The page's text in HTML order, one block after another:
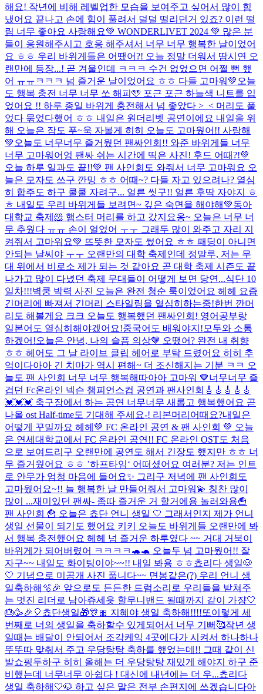
해요! 작년에 비해 레벨업한 모습을 보여주고 싶어서 많이 힘
냈어요 끝나고 손에 힘이 풀려서 덜덜 떨리던거 있죠? 이런 떨
림 너무 좋아요 사랑해요💚 WONDERLIVET 2024 💚 많은 분
들이 응원해주시고 호응 해주셔서 너무 너무 행복한 날이었어
요 ㅎㅎ 우리 바위게들은 어땠어?! 오늘 정말 더워서 땀시연 오
랜만에 등장...! 곧 겨울인데 ㅋㅋㅋ 수건 없었으면 어쩔 뻔 했
어 ㅠㅠㅋㅋㅋ 넘 즐거운 날이었어요 ㅎㅎ 다들 고마워💚 오늘
도 행복 충전 너무 너무 쏘 해피🩵 포근 포근 하늘색 니트를 입
었어요 !! 하루 종일 바위게 충전해서 넘 좋았다 >_< 머리도 풀
었다 묶었다했어 ㅎㅎ 내일은 원더리벳 공연이에요 내일을 위
해 오늘은 잠도 푸~욱 자볼게 히히 오늘도 고마웠어!! 사랑해
💚 오늘도 너무너무 즐거웠던 팬싸인회!! 와준 바위게들 너무
너무 고마워어엉 팬싸 쉬는 시간에 띡은 사진! 후드 어때?!💚
오늘 하루 일과도 끝!!💚 팬 사인회도 와줘서 너무 고마워요 오
늘은 모자도 쓰구 깐밍 ㅎㅎ 어때~? 다들 자고 있으려나? 열심
히 합주도 하구 쿨쿨 자려구... 얼른 씻구!! 얼른 후딱 자야지 ㅎ
ㅎ 내일도 우리 바위게들 보려면~ 깊은 숙면을 해야해💚동아
대학교 축제🐹 햄스터 머리를 하고 갔지요옹~ 오늘은 너무 너
무 추웠다 ㅠㅠ 손이 얼었어 ㅜㅜ 그래두 많이 와주고 자리 지
켜줘서 고마워요💚 뜨뜻한 모자도 썼어요 ㅎㅎ 패딩이 아니면
안되는 날씨야 ㅜㅜ 오랜만의 대학 축제인데 정말루, 저는 무
대 위에서 비로소 제가 되는 것 같아요 곧 대학 축제 시즌도 끝
나가고 많이 다녔던 축제 무대들이 어떻게 보면 당연...식단 10
일차!!!벽쿵 박력 사진 오늘은 완전 청순 룩이었어요 헤헤 요즘
긴머리에 빠져서 긴머리 스타일링을 열심히하는중!한번 깐머
리도 해볼게요 크크 오늘도 행복했던 팬싸인회! 영어공부랑
일본어도 열심히해야겠어요!중국어도 배워야지!모두와 소통
하겠어!오늘은 안녕, 나의 슬픔 의상🤎 오땠어? 완전 내 취향
ㅎㅎ 헤어도 그 날 라이브 클립 헤어로 부탁 드렸어요 히히 추
억이다아아 긴 치마가 역시 편해~ 더 조신해지는 기분 ㅋㅋ 오
늘도 팬 사인회 너무 너무 행복해따아아 고마워 🤎너무너무 즐
겁던 Fc온라인 넥슨 챔피언스컵 공연과 팬사인회🎸🎸🎸🎸🎸
💓💓💓 축구장에서 하는 공연 너무너무 새롭고 행복했어요 곧
나올 ost Half-time도 기대해 주세요-! 리본머리어때요?내일은
어떻게 꾸밀까요 헤헤 💚 FC 온라인 공연 & 팬 사인회 💚 오늘
은 연세대학교에서 FC 온라인 공연!! FC 온라인 OST도 처음
으로 보여드리구 오랜만에 공연도 해서 긴장도 했지만 ㅎㅎ 너
무 즐거웠어요 ㅎㅎ ’하프타임‘ 어떠셨어요 여러분? 저는 인트
로 안무가 엄청 마음에 들어요✨ 그리구 저녁에 팬 사인회도
고마웠어요~!! 늘 행복한 날 만들어줘서 고마워💫 칭찬 많이
많이 ...재미있던 팬싸- 좀따 즐거운 거 할거에용 놀러와용🍟
팬 사인회 🍟 오늘은 쵸단 언니 생일 🤍 그래서인지 제가 언니
생일 선물이 되기도 했어요 키키 오늘도 바위게들 오랜만에 봐
서 행복 충전했어요 헤헤 넘 즐거운 하루였다 ~~ 거대 거북이
바위게가 되어버렸어 ㅋㅋㅋㅋ🐢🐢 오늘두 넘 고마웠어!! 잘
자구~~ 내일도 화이팅이야~~!! 내일 봐용 ㅎㅎ쵸리다 생일🐶
🤍 기념으로 미공개 사진 풉니다~~ 면봉같은(?) 우리 언니 생
일축하해🫧🎉 앞으로도 든든한 드럼소리로 우리들을 받쳐주
는 멋진 리더로 남아쥬세욧 할무니밴드 될때까지 같이 가쟝🤍
🎂🥳🎉🎈쵸단생일🎁🎊🎀 지혜야 생일 축하해!!!!또이렇게 세
번째로 너의 생일을 축하할수 있게되어서 너무 기뻐🥰작년 생
일때는 배달이 안되어서 조각케익 4곳에다가 시켜서 하나하나
뚜뚜따 맞춰서 주고 우당탕탕 축하를 했었는데!! 그때 같이 신
발쇼핑두하구 히히 올해는 더 우당탕탕 재밌게 해야지 하구 준
비했는데 너무너무 아쉽다 ! 대신에 내년에는 더 우...쵸리다
생일 축하해🤍🐶 하고 싶은 말은 전부 손편지에 쓰겠습니다아